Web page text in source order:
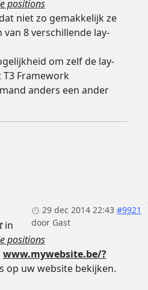
positions
niet zo gemakkelijk ze
van 8 verschillende lay-
om zelf de lay-
Framework
anders een ander
29 dec 2014 22:43 #9921
door Gast
in
positions
www.mywebsite.be/?
op uw website bekijken.